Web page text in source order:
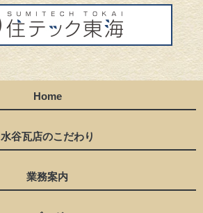
Home
水谷瓦店のこだわり
業務案内